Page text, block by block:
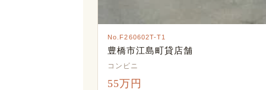
No.F260602T-T1
豊橋市江島町貸店舗
コンビニ
55万円